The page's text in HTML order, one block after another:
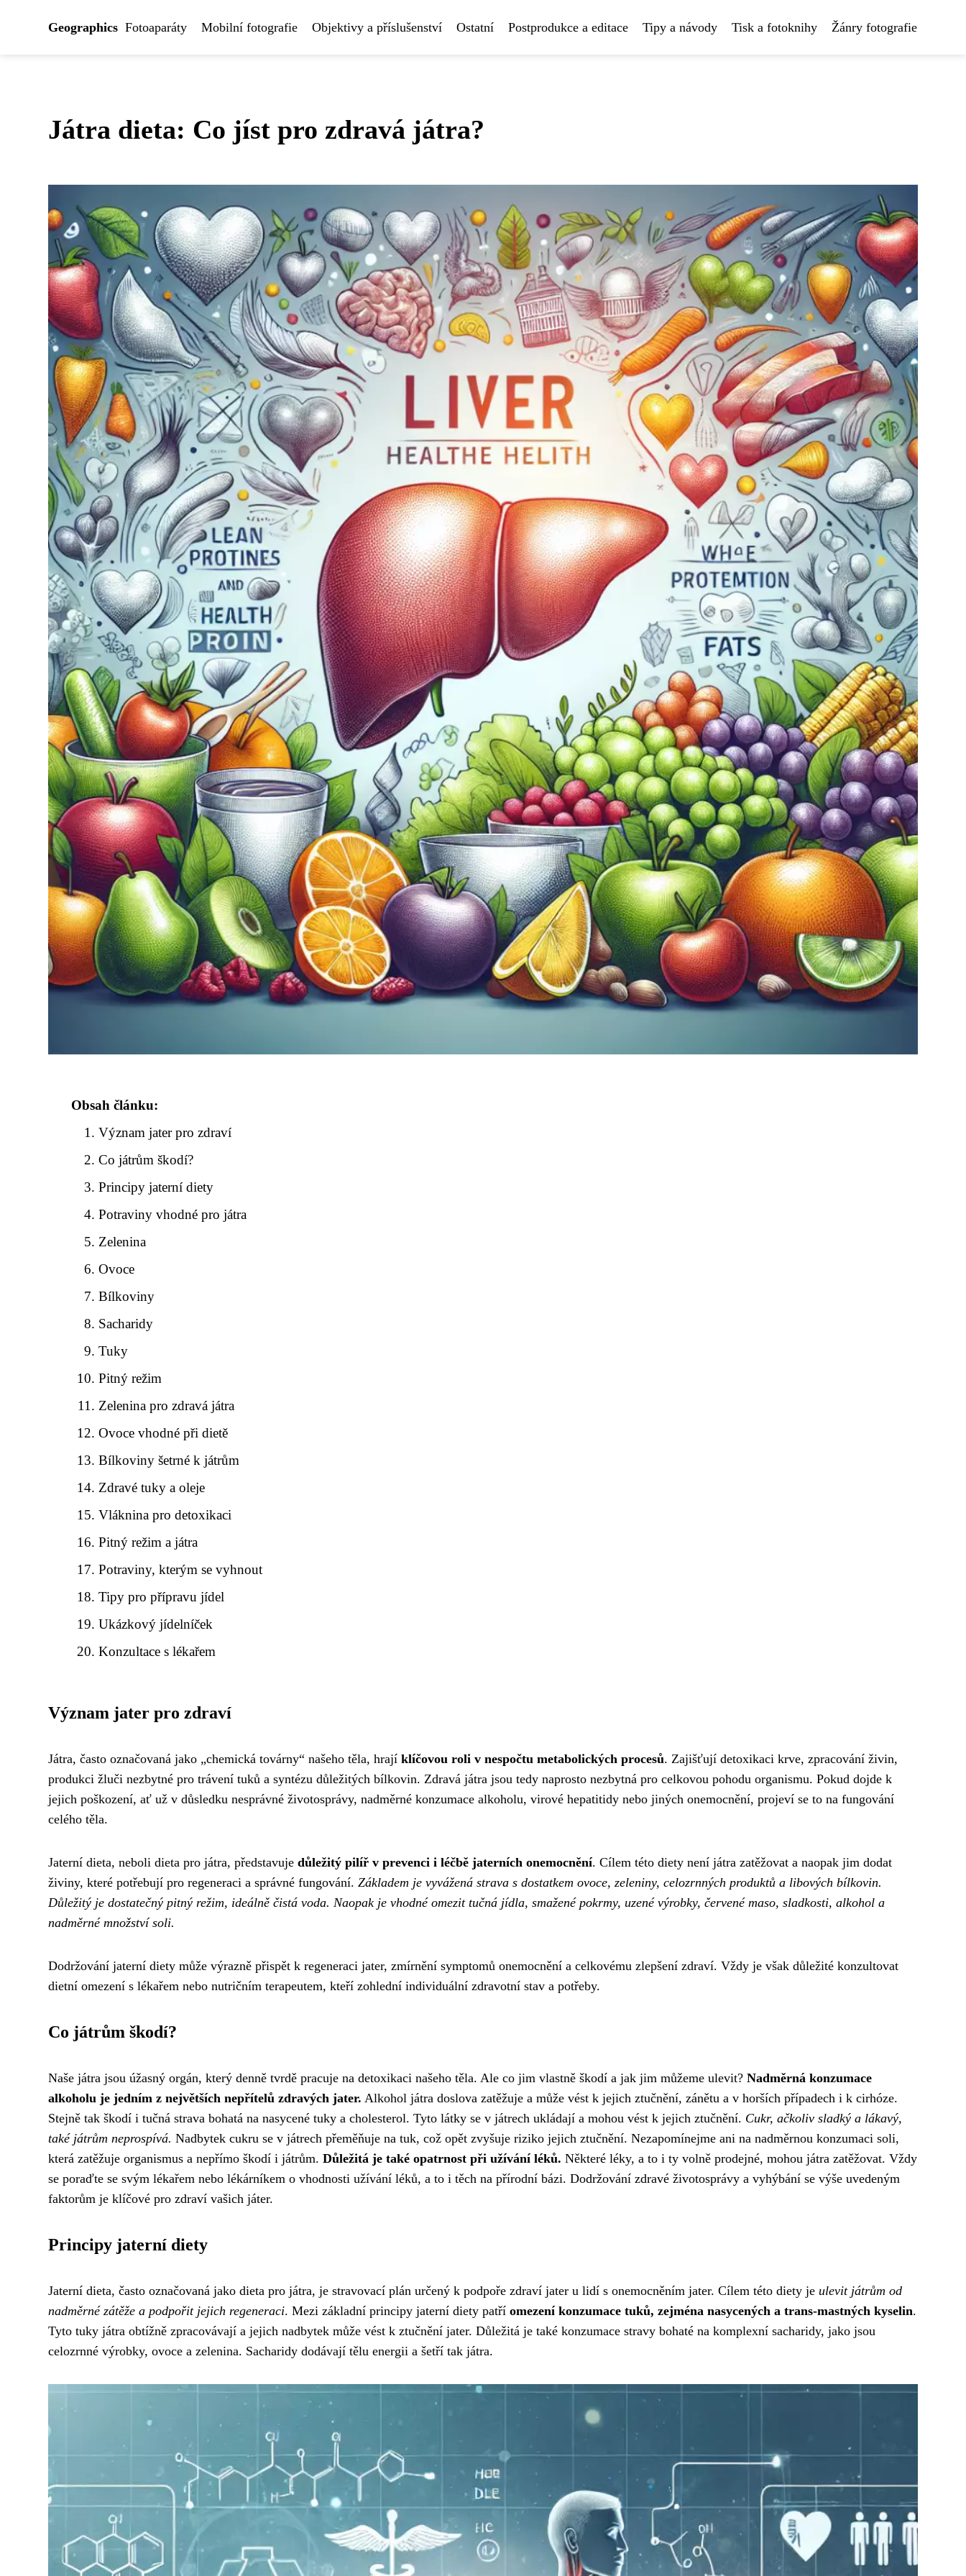
Geographics Fotoaparáty Mobilní fotografie Objektivy a příslušenství Ostatní Postprodukce a editace Tipy a návody Tisk a fotoknihy Žánry fotografie
Játra dieta: Co jíst pro zdravá játra?
Obsah článku:
Význam jater pro zdraví
Co játrům škodí?
Principy jaterní diety
Potraviny vhodné pro játra
Zelenina
Ovoce
Bílkoviny
Sacharidy
Tuky
Pitný režim
Zelenina pro zdravá játra
Ovoce vhodné při dietě
Bílkoviny šetrné k játrům
Zdravé tuky a oleje
Vláknina pro detoxikaci
Pitný režim a játra
Potraviny, kterým se vyhnout
Tipy pro přípravu jídel
Ukázkový jídelníček
Konzultace s lékařem
Význam jater pro zdraví
Játra, často označovaná jako „chemická továrny“ našeho těla, hrají klíčovou roli v nespočtu metabolických procesů. Zajišťují detoxikaci krve, zpracování živin,
produkci žluči nezbytné pro trávení tuků a syntézu důležitých bílkovin. Zdravá játra jsou tedy naprosto nezbytná pro celkovou pohodu organismu. Pokud dojde k
jejich poškození, ať už v důsledku nesprávné životosprávy, nadměrné konzumace alkoholu, virové hepatitidy nebo jiných onemocnění, projeví se to na fungování
celého těla.
Jaterní dieta, neboli dieta pro játra, představuje důležitý pilíř v prevenci i léčbě jaterních onemocnění. Cílem této diety není játra zatěžovat a naopak jim dodat
živiny, které potřebují pro regeneraci a správné fungování. Základem je vyvážená strava s dostatkem ovoce, zeleniny, celozrnných produktů a libových bílkovin.
Důležitý je dostatečný pitný režim, ideálně čistá voda. Naopak je vhodné omezit tučná jídla, smažené pokrmy, uzené výrobky, červené maso, sladkosti, alkohol a
nadměrné množství soli.
Dodržování jaterní diety může výrazně přispět k regeneraci jater, zmírnění symptomů onemocnění a celkovému zlepšení zdraví. Vždy je však důležité konzultovat
dietní omezení s lékařem nebo nutričním terapeutem, kteří zohlední individuální zdravotní stav a potřeby.
Co játrům škodí?
Naše játra jsou úžasný orgán, který denně tvrdě pracuje na detoxikaci našeho těla. Ale co jim vlastně škodí a jak jim můžeme ulevit? Nadměrná konzumace
alkoholu je jedním z největších nepřítelů zdravých jater. Alkohol játra doslova zatěžuje a může vést k jejich ztučnění, zánětu a v horších případech i k cirhóze.
Stejně tak škodí i tučná strava bohatá na nasycené tuky a cholesterol. Tyto látky se v játrech ukládají a mohou vést k jejich ztučnění. Cukr, ačkoliv sladký a lákavý,
také játrům neprospívá. Nadbytek cukru se v játrech přeměňuje na tuk, což opět zvyšuje riziko jejich ztučnění. Nezapomínejme ani na nadměrnou konzumaci soli,
která zatěžuje organismus a nepřímo škodí i játrům. Důležitá je také opatrnost při užívání léků. Některé léky, a to i ty volně prodejné, mohou játra zatěžovat. Vždy
se poraďte se svým lékařem nebo lékárníkem o vhodnosti užívání léků, a to i těch na přírodní bázi. Dodržování zdravé životosprávy a vyhýbání se výše uvedeným
faktorům je klíčové pro zdraví vašich játer.
Principy jaterní diety
Jaterní dieta, často označovaná jako dieta pro játra, je stravovací plán určený k podpoře zdraví jater u lidí s onemocněním jater. Cílem této diety je ulevit játrům od
nadměrné zátěže a podpořit jejich regeneraci. Mezi základní principy jaterní diety patří omezení konzumace tuků, zejména nasycených a trans-mastných kyselin.
Tyto tuky játra obtížně zpracovávají a jejich nadbytek může vést k ztučnění jater. Důležitá je také konzumace stravy bohaté na komplexní sacharidy, jako jsou
celozrnné výrobky, ovoce a zelenina. Sacharidy dodávají tělu energii a šetří tak játra.